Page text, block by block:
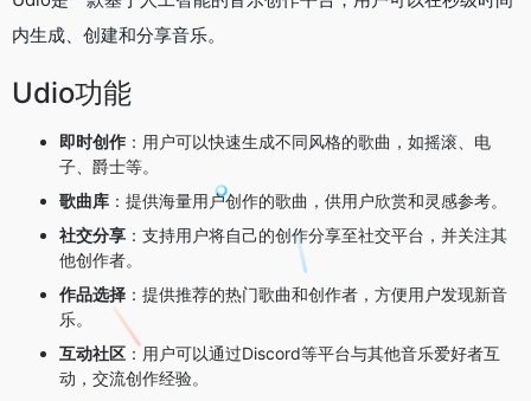
内生成、创建和分享音乐。
Udio功能
即时创作 ：用户可以快速生成不同风格的歌曲，如摇滚、电
子、爵士等。
歌曲库 ：提供海量用户创作的歌曲，供用户欣赏和灵感参考。
社交分享 ：支持用户将自己的创作分享至社交平台，并关注其
他创作者。
作品选择 ：提供推荐的热门歌曲和创作者，方便用户发现新音
乐。
互动社区 ：用户可以通过Discord等平台与其他音乐爱好者互
动，交流创作经验。